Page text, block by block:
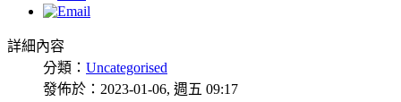
詳細內容
分類： Uncategorised
發佈於：2023-01-06, 週五 09:17